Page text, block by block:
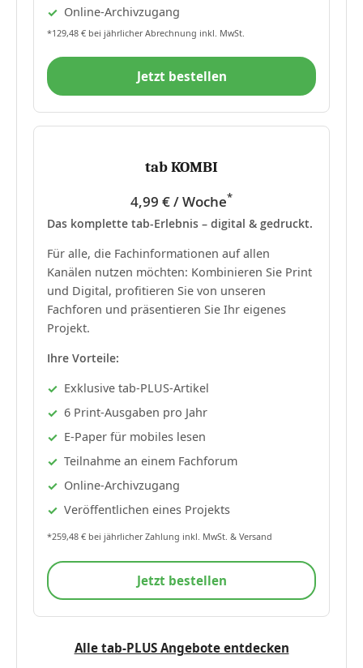
Online-Archivzugang
*129,48 € bei jährlicher Abrechnung inkl. MwSt.
Jetzt bestellen
tab KOMBI
4,99 € / Woche*
Das komplette tab-Erlebnis – digital & gedruckt.
Für alle, die Fachinformationen auf allen
Kanälen nutzen möchten: Kombinieren Sie Print
und Digital, profitieren Sie von unseren
Fachforen und präsentieren Sie Ihr eigenes
Projekt.
Ihre Vorteile:
Exklusive tab-PLUS-Artikel
6 Print-Ausgaben pro Jahr
E-Paper für mobiles lesen
Teilnahme an einem Fachforum
Online-Archivzugang
Veröffentlichen eines Projekts
*259,48 € bei jährlicher Zahlung inkl. MwSt. & Versand
Jetzt bestellen
Alle tab-PLUS Angebote entdecken